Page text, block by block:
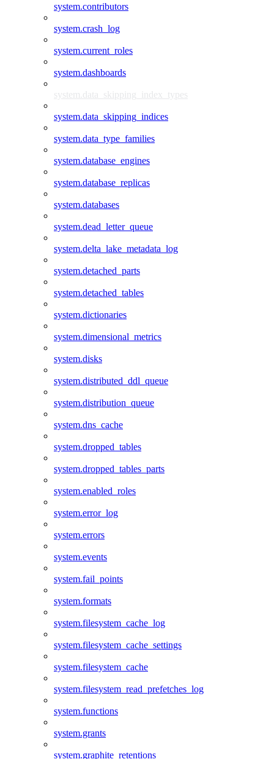
system.contributors
system.crash_log
system.current_roles
system.dashboards
system.data_skipping_index_types
system.data_skipping_indices
system.data_type_families
system.database_engines
system.database_replicas
system.databases
system.dead_letter_queue
system.delta_lake_metadata_log
system.detached_parts
system.detached_tables
system.dictionaries
system.dimensional_metrics
system.disks
system.distributed_ddl_queue
system.distribution_queue
system.dns_cache
system.dropped_tables
system.dropped_tables_parts
system.enabled_roles
system.error_log
system.errors
system.events
system.fail_points
system.formats
system.filesystem_cache_log
system.filesystem_cache_settings
system.filesystem_cache
system.filesystem_read_prefetches_log
system.functions
system.grants
system.graphite_retentions